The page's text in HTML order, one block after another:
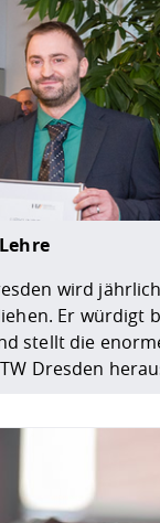
wird
Er würdigt
stellt die
Dresden